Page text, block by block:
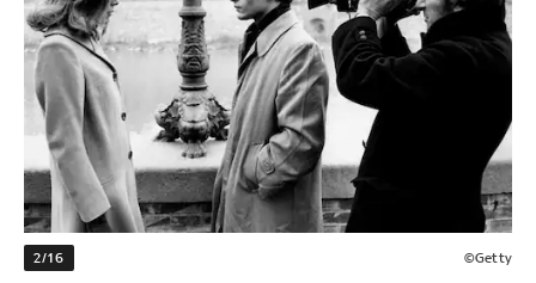
2/16 ©Getty